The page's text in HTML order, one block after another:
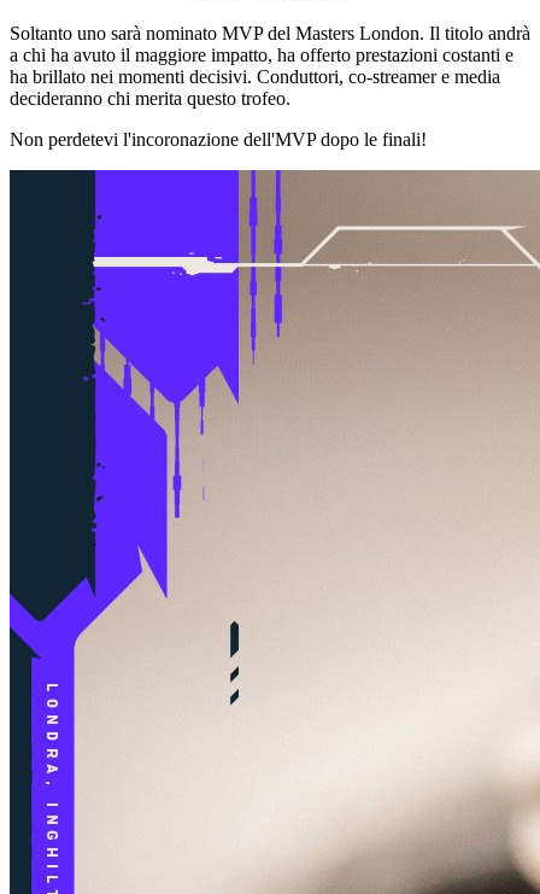
Soltanto uno sarà nominato MVP del Masters London. Il titolo andrà
a chi ha avuto il maggiore impatto, ha offerto prestazioni costanti e
ha brillato nei momenti decisivi. Conduttori, co-streamer e media
decideranno chi merita questo trofeo.
Non perdetevi l'incoronazione dell'MVP dopo le finali!